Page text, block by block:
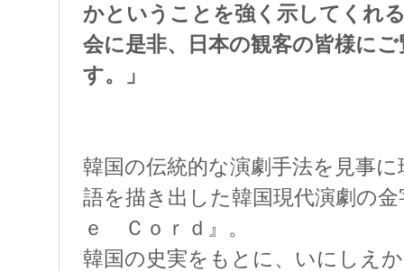
かということを強く示してくれ
会に是非、日本の観客の皆様に
す。」
韓国の伝統的な演劇手法を見事
語を描き出した韓国現代演劇の
ｅ Ｃｏｒｄ』。
韓国の史実をもとに、いにしえ